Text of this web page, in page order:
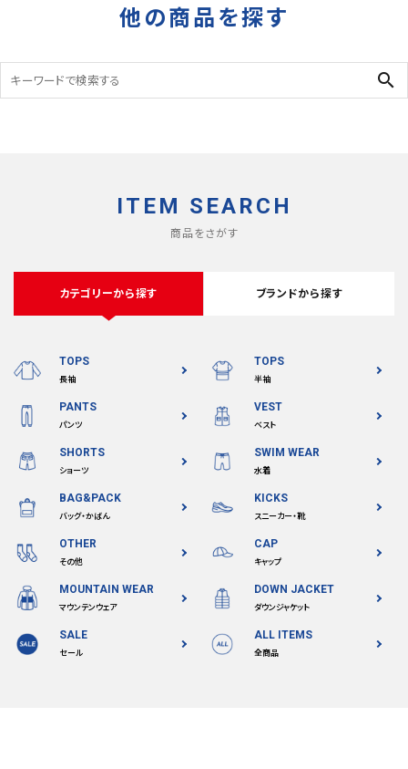
他の商品を探す
search
ITEM SEARCH
商品をさがす
カテゴリーから探す ブランドから探す
TOPS
長袖
TOPS
半袖
PANTS
パンツ
VEST
ベスト
SHORTS
ショーツ
SWIM WEAR
水着
BAG&PACK
バッグ・かばん
KICKS
スニーカー・靴
OTHER
その他
CAP
キャップ
MOUNTAIN WEAR
マウンテンウェア
DOWN JACKET
ダウンジャケット
SALE
セール
ALL ITEMS
全商品